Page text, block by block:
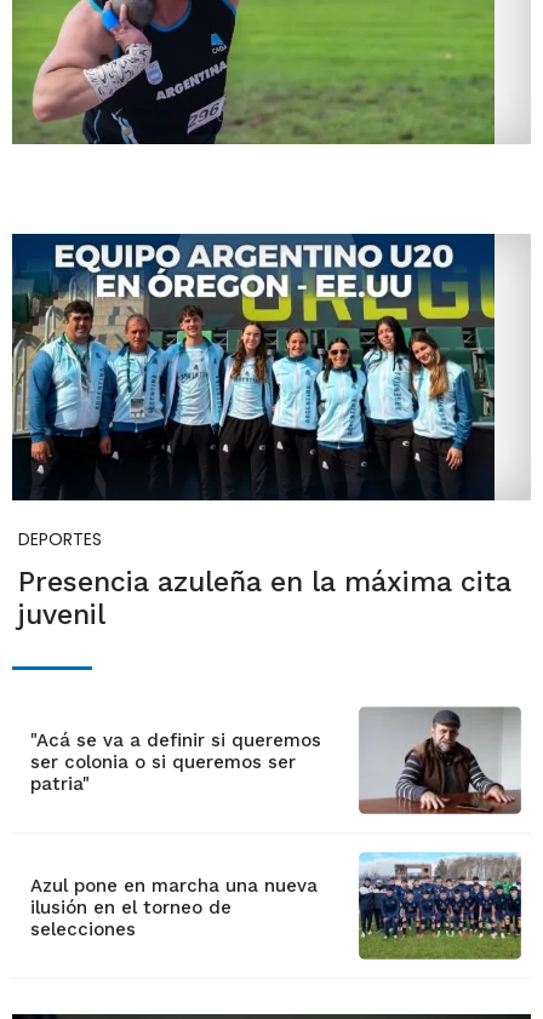
DEPORTES
Presencia azuleña en la máxima cita
juvenil
"Acá se va a definir si queremos
ser colonia o si queremos ser
patria"
Azul pone en marcha una nueva
ilusión en el torneo de
selecciones